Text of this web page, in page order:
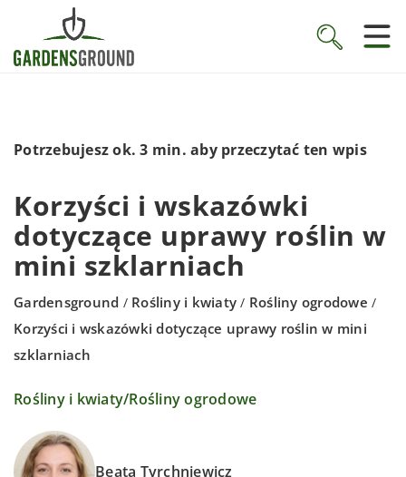
Potrzebujesz ok. 3 min. aby przeczytać ten wpis
Korzyści i wskazówki
dotyczące uprawy roślin w
mini szklarniach
Gardensground / Rośliny i kwiaty / Rośliny ogrodowe /
Korzyści i wskazówki dotyczące uprawy roślin w mini
szklarniach
Rośliny i kwiaty/Rośliny ogrodowe
Beata Tyrchniewicz